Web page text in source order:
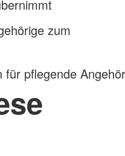
zum
pflegende